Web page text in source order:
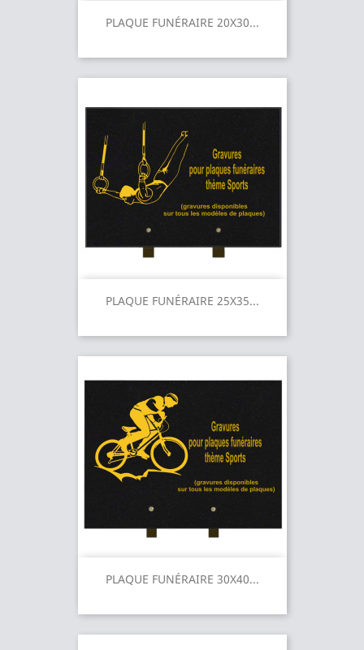
PLAQUE FUNÉRAIRE 20X30...
PLAQUE FUNÉRAIRE 25X35...
PLAQUE FUNÉRAIRE 30X40...